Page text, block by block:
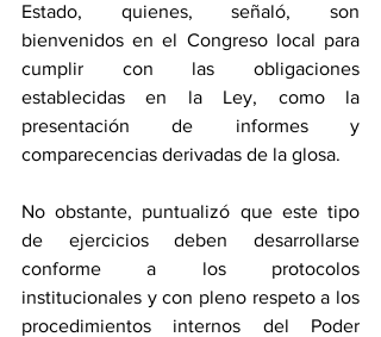
Estado, quienes, señaló, son
bienvenidos en el Congreso local para
cumplir con las obligaciones
establecidas en la Ley, como la
presentación de informes y
comparecencias derivadas de la glosa.
No obstante, puntualizó que este tipo
de ejercicios deben desarrollarse
conforme a los protocolos
institucionales y con pleno respeto a los
procedimientos internos del Poder